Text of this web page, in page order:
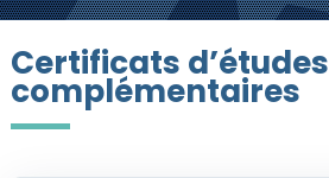
Certificats d’études
complémentaires